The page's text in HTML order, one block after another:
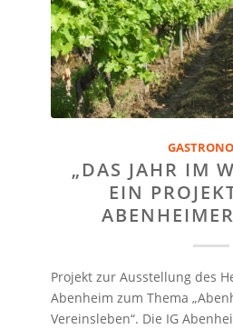
„DAS JAHR IM
EIN
Projekt zur Ausstellung des
Abenheim zum Thema
Vereinsleben“. Die IG